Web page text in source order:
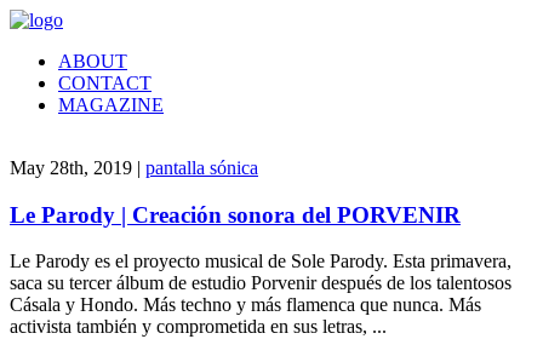
ABOUT
CONTACT
MAGAZINE
May 28th, 2019 | pantalla sónica
Le Parody | Creación sonora del PORVENIR
Le Parody es el proyecto musical de Sole Parody. Esta primavera,
saca su tercer álbum de estudio Porvenir después de los talentosos
Cásala y Hondo. Más techno y más flamenca que nunca. Más
activista también y comprometida en sus letras, ...